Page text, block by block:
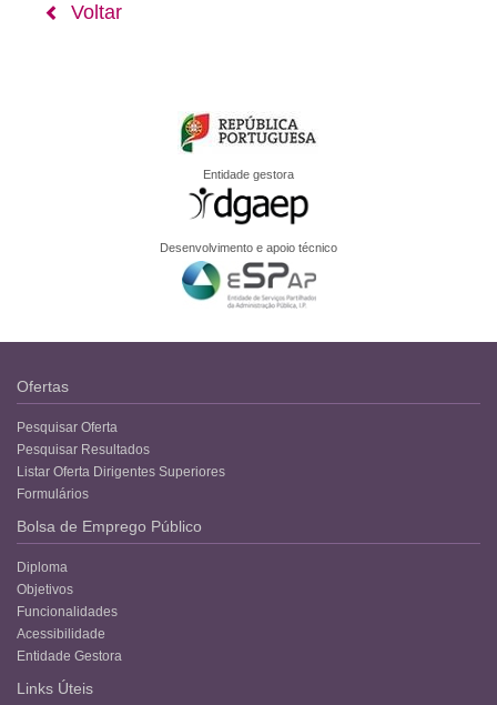
Voltar
Entidade gestora
Desenvolvimento e apoio técnico
Ofertas
Pesquisar Oferta
Pesquisar Resultados
Listar Oferta Dirigentes Superiores
Formulários
Bolsa de Emprego Público
Diploma
Objetivos
Funcionalidades
Acessibilidade
Entidade Gestora
Links Úteis